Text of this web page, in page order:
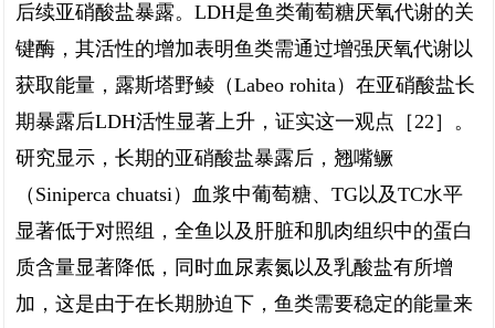
后续亚硝酸盐暴露。LDH是鱼类葡萄糖厌氧代谢的关
键酶，其活性的增加表明鱼类需通过增强厌氧代谢以
获取能量，露斯塔野鲮（Labeo rohita）在亚硝酸盐长
期暴露后LDH活性显著上升，证实这一观点［22］。
研究显示，长期的亚硝酸盐暴露后，翘嘴鳜
（Siniperca chuatsi）血浆中葡萄糖、TG以及TC水平
显著低于对照组，全鱼以及肝脏和肌肉组织中的蛋白
质含量显著降低，同时血尿素氮以及乳酸盐有所增
加，这是由于在长期胁迫下，鱼类需要稳定的能量来